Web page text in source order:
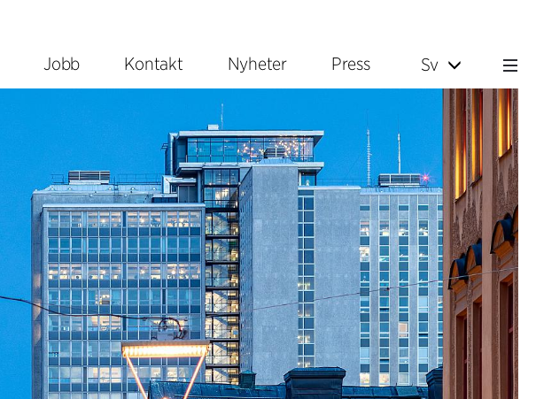
Jobb Kontakt Nyheter Press Sv